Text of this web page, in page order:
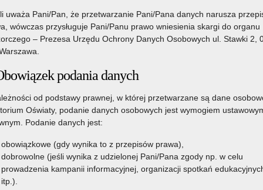
uważa Pani/Pan, że przetwarzanie Pani/Pana danych narusza
wówczas przysługuje Pani/Panu prawo wniesienia skargi do organu
– Prezesa Urzędu Ochrony Danych Osobowych ul. Stawki 2,
podania danych
od podstawy prawnej, w której przetwarzane są dane
Oświaty, podanie danych osobowych jest wymogiem
Podanie danych jest:
obowiązkowe (gdy wynika to z przepisów prawa),
dobrowolne (jeśli wynika z udzielonej Pani/Pana zgody np. w celu
prowadzenia kampanii informacyjnej, organizacji spotkań
itp.).